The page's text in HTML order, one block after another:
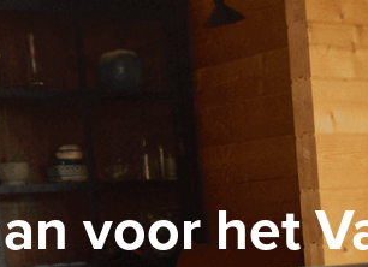
voor het